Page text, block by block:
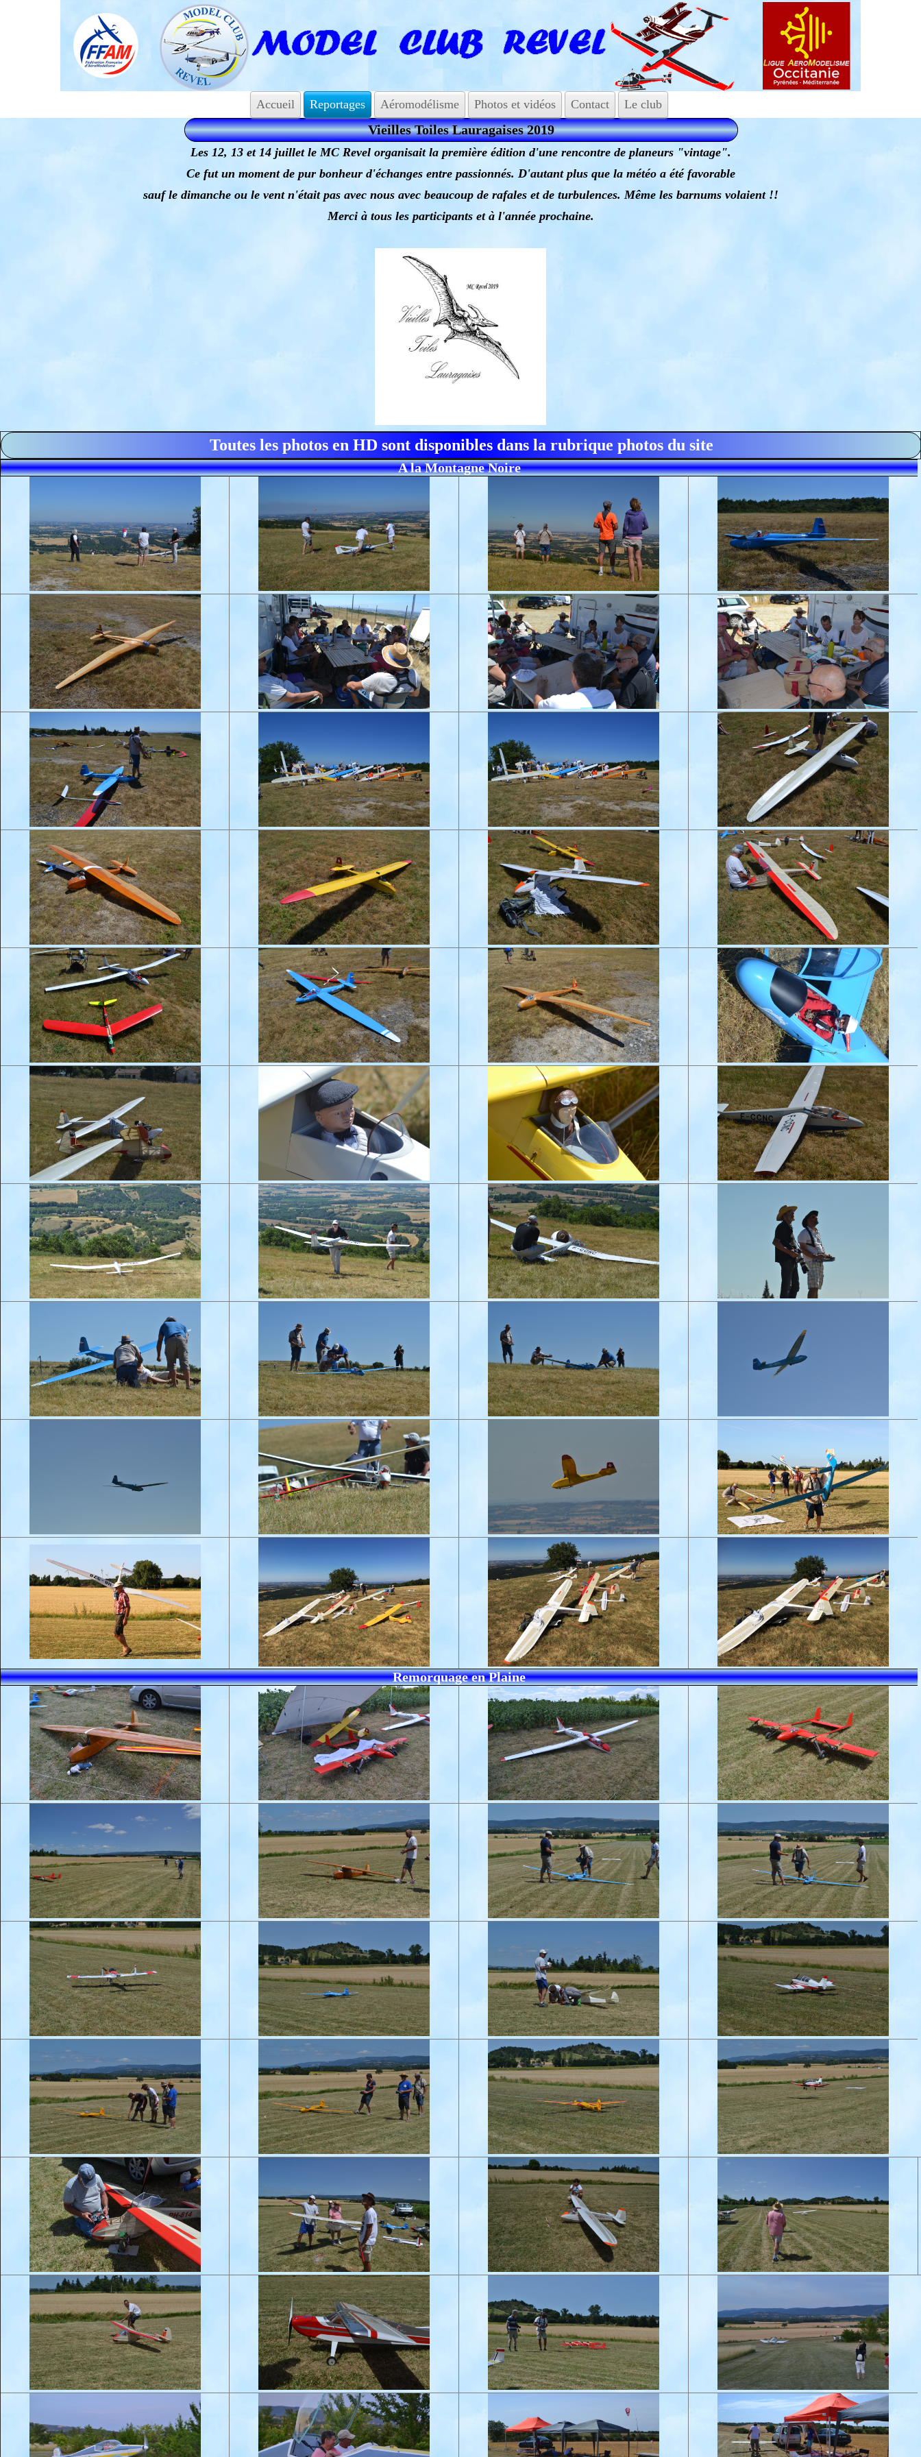
Accueil Reportages Aéromodélisme Photos et vidéos Contact Le club
Vieilles Toiles Lauragaises 2019
Les 12, 13 et 14 juillet le MC Revel organisait la première édition d'une rencontre de planeurs "vintage".
Ce fut un moment de pur bonheur d'échanges entre passionnés. D'autant plus que la météo a été favorable
sauf le dimanche ou le vent n'était pas avec nous avec beaucoup de rafales et de turbulences. Même les barnums volaient !!
Merci à tous les participants et à l'année prochaine.
Toutes les photos en HD sont disponibles dans la rubrique photos du site
A la Montagne Noire
Remorquage en Plaine